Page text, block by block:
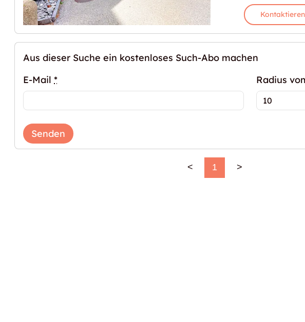
Kontaktieren
Aus dieser Suche ein kostenloses Such-Abo machen
E-Mail * Radius
Senden
< 1 >